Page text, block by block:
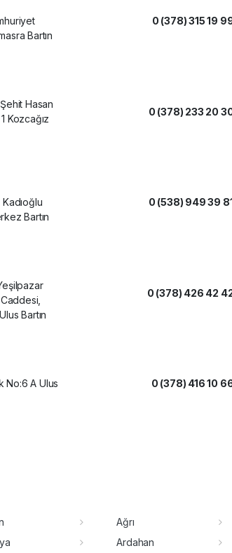
Bartın
0 (378) 315 19
Hasan
Kozcağız
0 (378) 233 20
Bartın
0 (538) 949 39
Bartın
0 (378) 426 42
No:6 A Ulus
0 (378) 416 10
Ağrı
Ardahan